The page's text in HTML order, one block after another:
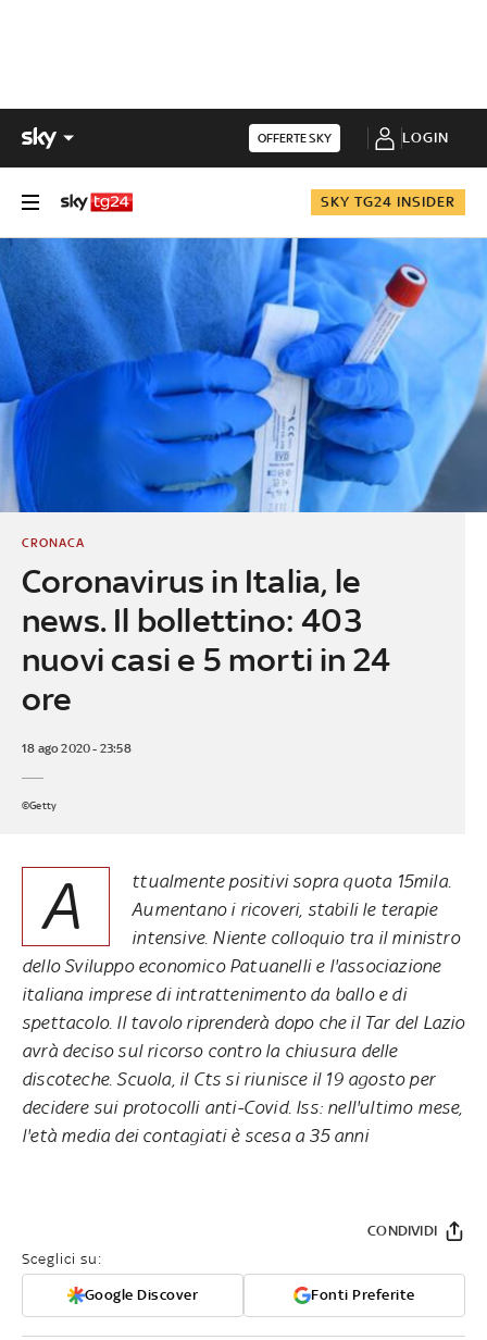
OFFERTE SKY LOGIN
SKY TG24 INSIDER
Coronavirus in Italia, le
news. Il bollettino: 403
nuovi casi e 5 morti in 24
ore
CRONACA
18 ago 2020 - 23:58
©Getty
A
ttualmente positivi sopra quota 15mila.
Aumentano i ricoveri, stabili le terapie
intensive. Niente colloquio tra il ministro
dello Sviluppo economico Patuanelli e l'associazione
italiana imprese di intrattenimento da ballo e di
spettacolo. Il tavolo riprenderà dopo che il Tar del Lazio
avrà deciso sul ricorso contro la chiusura delle
discoteche. Scuola, il Cts si riunisce il 19 agosto per
decidere sui protocolli anti-Covid. Iss: nell'ultimo mese,
l'età media dei contagiati è scesa a 35 anni
Sceglici su:
Google Discover Fonti Preferite
CONDIVIDI